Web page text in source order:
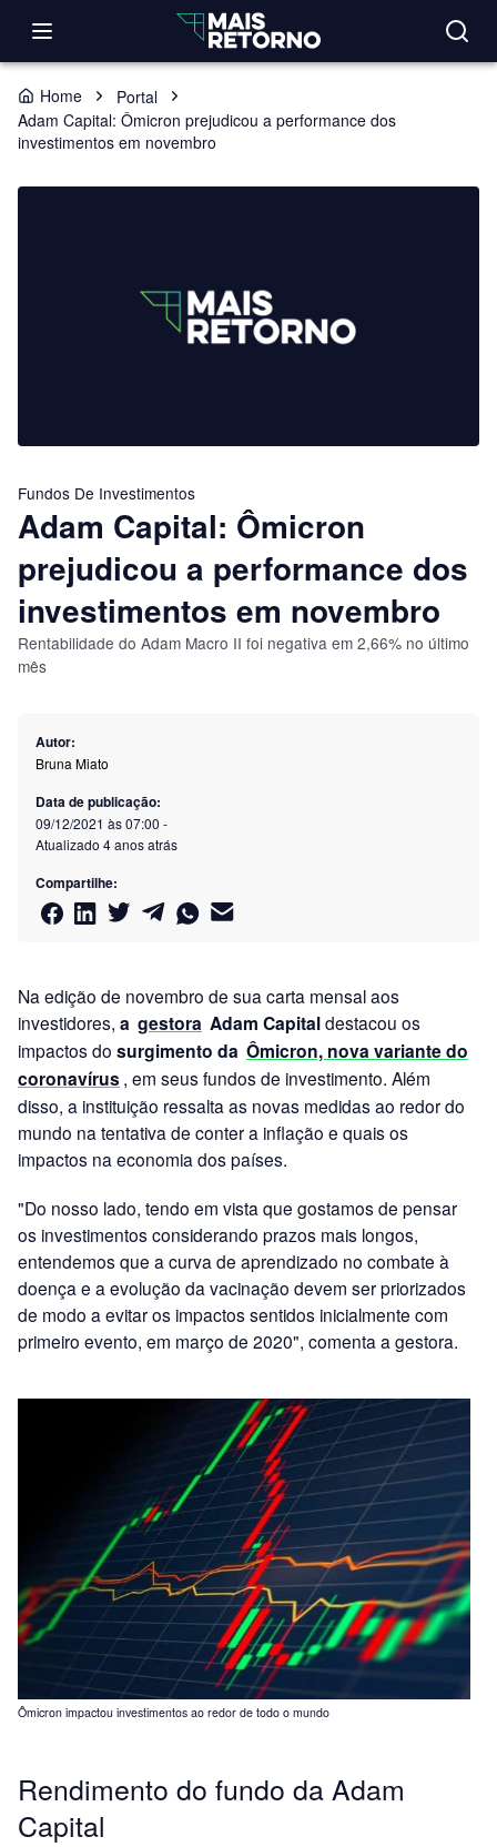
Home
Portal
Adam Capital: Ômicron prejudicou a performance dos
investimentos em novembro
Fundos De Investimentos
Adam Capital: Ômicron
prejudicou a performance dos
investimentos em novembro
Rentabilidade do Adam Macro II foi negativa em 2,66% no último
mês
Autor:
Bruna Miato
Data de publicação:
09/12/2021 às 07:00 -
Atualizado 4 anos atrás
Compartilhe:
Na edição de novembro de sua carta mensal aos
investidores, a gestora Adam Capitaldestacou os
impactos do surgimento da Ômicron, nova variante do
coronavírus , em seus fundos de investimento. Além
disso, a instituição ressalta as novas medidas ao redor do
mundo na tentativa de conter a inflação e quais os
impactos na economia dos países.
"Do nosso lado, tendo em vista que gostamos de pensar
os investimentos considerando prazos mais longos,
entendemos que a curva de aprendizado no combate à
doença e a evolução da vacinação devem ser priorizados
de modo a evitar os impactos sentidos inicialmente com
primeiro evento, em março de 2020", comenta a gestora.
Ômicron impactou investimentos ao redor de todo o mundo
Rendimento do fundo da Adam
Capital